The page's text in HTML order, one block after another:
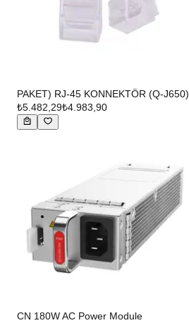
PAKET) RJ-45 KONNEKTÖR (Q-J650)
₺5.482,29₺4.983,90
CN 180W AC Power Module